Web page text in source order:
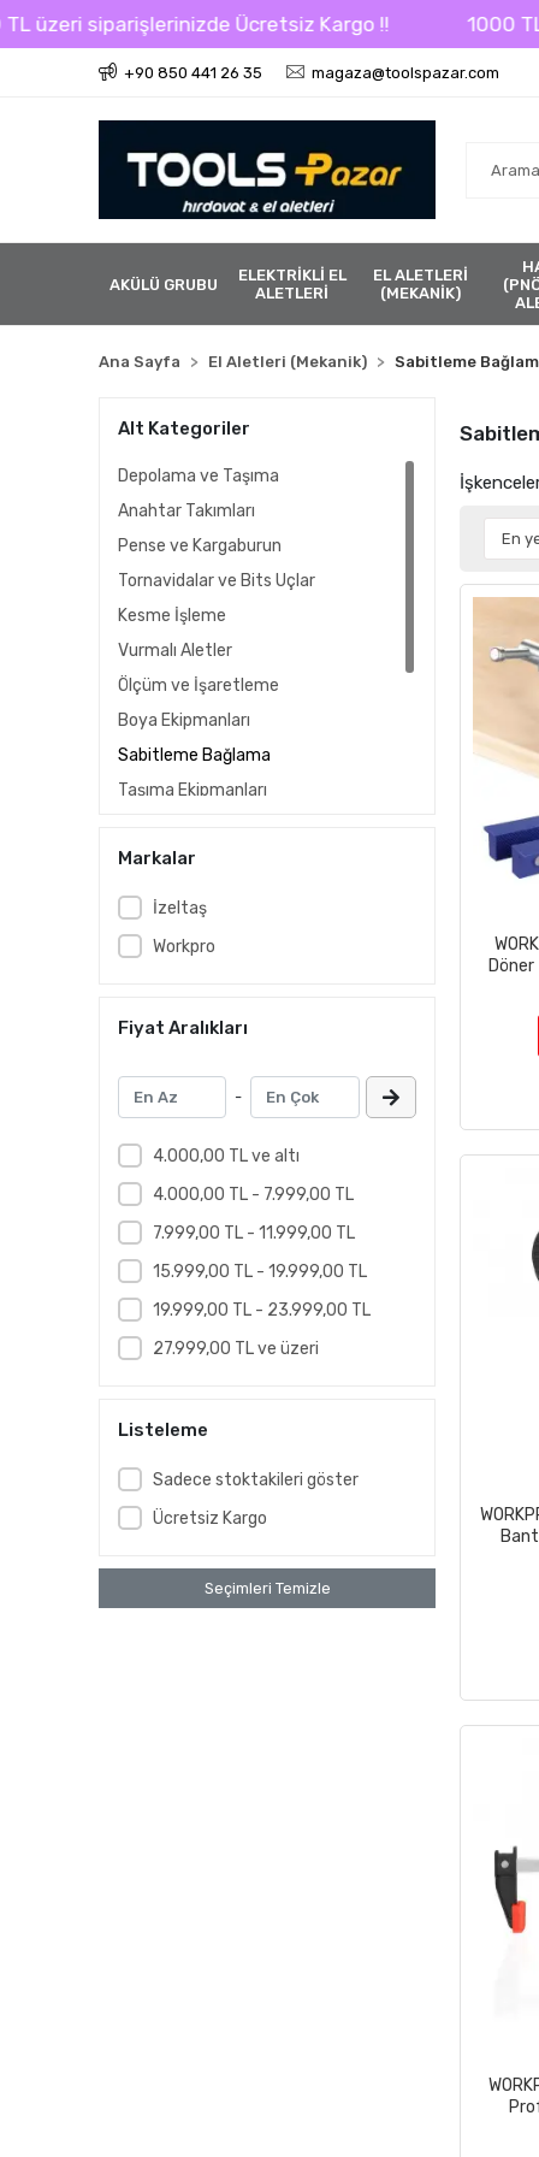
siparişlerinizde Ücretsiz Kargo !! 1000 TL üzeri
+90 850 441 26 35 magaza@toolspazar.com
AKÜLÜ GRUBU
ELEKTRİKLİ EL
ALETLERİ
EL ALETLERİ
(MEKANİK)
Ana Sayfa El Aletleri (Mekanik) Sabitleme
Alt Kategoriler
Depolama ve Taşıma
Anahtar Takımları
Pense ve Kargaburun
Tornavidalar ve Bits Uçlar
Kesme İşleme
Vurmalı Aletler
Ölçüm ve İşaretleme
Boya Ekipmanları
Sabitleme Bağlama
Taşıma Ekipmanları
Takım Dolapları ve Çantaları
Yağdanlık & Gres Pompası
Genel El Aletleri
Temizlik Fırçası ve Süpürge
Markalar
İzeltaş
Workpro
Fiyat Aralıkları
-
4.000,00 TL ve altı
4.000,00 TL - 7.999,00 TL
7.999,00 TL - 11.999,00 TL
15.999,00 TL - 19.999,00 TL
19.999,00 TL - 23.999,00 TL
27.999,00 TL ve üzeri
Listeleme
Sadece stoktakileri göster
Ücretsiz Kargo
Seçimleri Temizle